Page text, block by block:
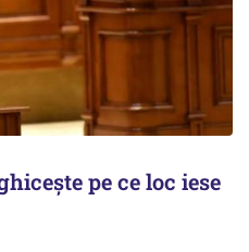
pe ce loc iese